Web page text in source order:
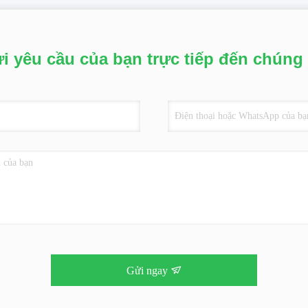
yêu cầu của bạn trực tiếp đến
Gửi ngay